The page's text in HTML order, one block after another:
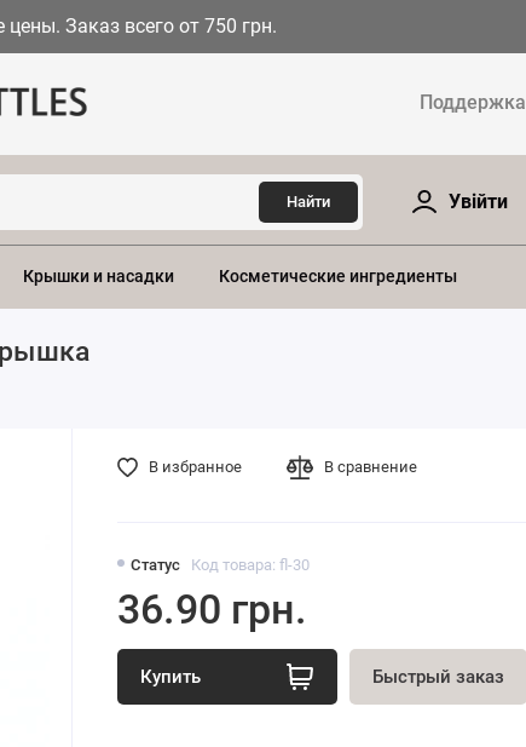
цены. Заказ всего от 750 грн.
Поддержка
Найти Увійти
Крышки и насадки Косметические ингредиенты
Статус Код товара: fl-30
36.90 грн.
Купить Быстрый заказ
В избранное В сравнение